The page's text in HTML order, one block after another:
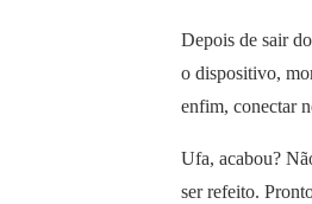
Depois de sair
o dispositivo,
enfim, conectar
Ufa, acabou?
ser refeito.